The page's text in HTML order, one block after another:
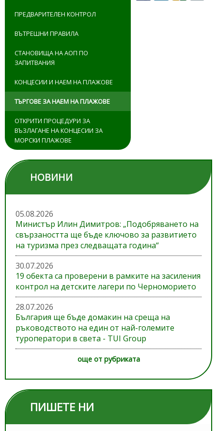
ПРЕДВАРИТЕЛЕН КОНТРОЛ
ВЪТРЕШНИ ПРАВИЛА
СТАНОВИЩА НА АОП ПО
ЗАПИТВАНИЯ
КОНЦЕСИИ И НАЕМ НА ПЛАЖОВЕ
ТЪРГОВЕ ЗА НАЕМ НА ПЛАЖОВЕ
ОТКРИТИ ПРОЦЕДУРИ ЗА
ВЪЗЛАГАНЕ НА КОНЦЕСИИ ЗА
МОРСКИ ПЛАЖОВЕ
НОВИНИ
05.08.2026
Министър Илин Димитров: „Подобряването на
свързаността ще бъде ключово за развитието
на туризма през следващата година“
30.07.2026
19 обекта са проверени в рамките на засиления
контрол на детските лагери по Черноморието
28.07.2026
България ще бъде домакин на среща на
ръководството на един от най-големите
туроператори в света - TUI Group
още от рубриката
ПИШЕТЕ НИ